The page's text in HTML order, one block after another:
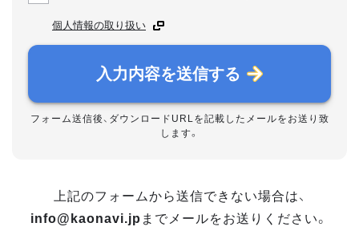
個人情報の取り扱い
入力内容を送信する
フォーム送信後、ダウンロードURLを記載したメールをお送り致
します。
上記のフォームから送信できない場合は、
info@kaonavi.jp までメールをお送りください。